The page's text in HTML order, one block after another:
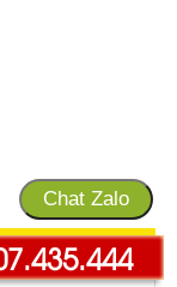
Chat Zalo